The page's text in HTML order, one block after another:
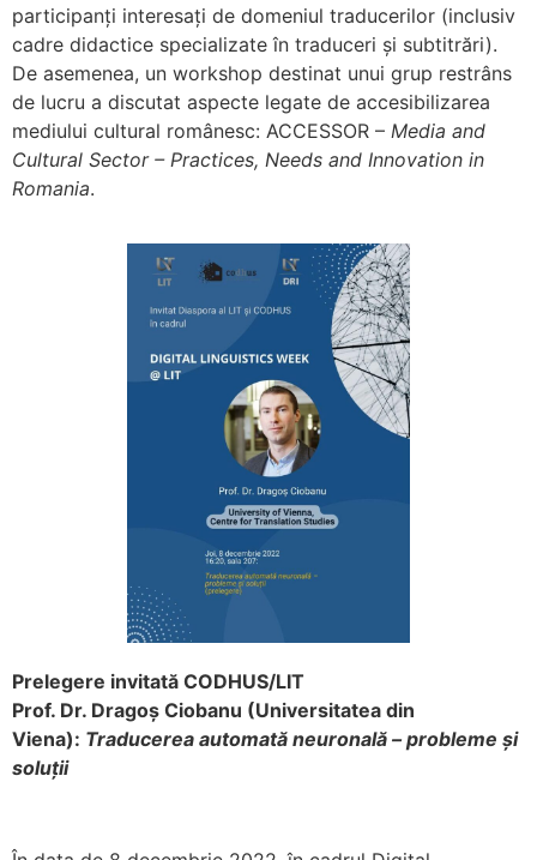
participanți interesați de domeniul traducerilor (inclusiv
cadre didactice specializate în traduceri și subtitrări).
De asemenea, un workshop destinat unui grup restrâns
de lucru a discutat aspecte legate de accesibilizarea
mediului cultural românesc: ACCESSOR – Media and
Cultural Sector – Practices, Needs and Innovation in
Romania.
Prelegere invitată CODHUS/LIT
Prof. Dr. Dragoș Ciobanu (Universitatea din
Viena): Traducerea automată neuronală – probleme și
soluții